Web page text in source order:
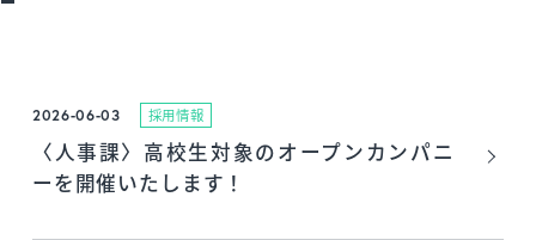
2026-06-03 採用情報
〈人事課〉高校生対象のオープンカンパニ
ーを開催いたします！